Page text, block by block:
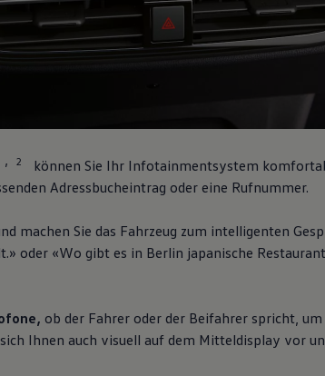
, 2 können Sie Ihr Infotainmentsystem
Adressbucheintrag oder eine Rufnummer.
machen Sie das Fahrzeug zum intelligenten
oder «Wo gibt es in Berlin japanische
ob der Fahrer oder der Beifahrer spricht,
Ihnen auch visuell auf dem Mitteldisplay vor